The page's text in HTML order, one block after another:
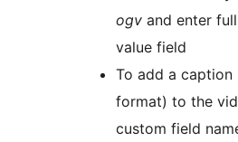
ogv and enter
value field
To add a caption
format) to the
custom field